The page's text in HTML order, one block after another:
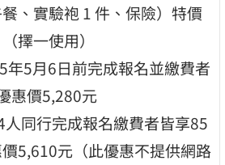
、實驗袍 1 件、保險）特價
擇一使用）
年5月6日前完成報名並繳費者
惠價5,280元
人同行完成報名繳費者皆享85
5,610元（此優惠不提供網路